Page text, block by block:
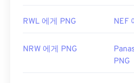
RWL 에게 PNG NEF
NRW 에게 PNG
PNG